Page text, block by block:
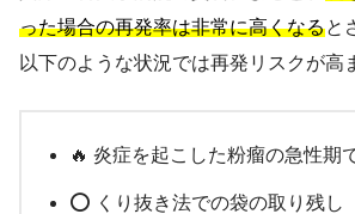
った場合の再発率は非常に高くなると
以下のような状況では再発リスクが高
🔥 炎症を起こした粉瘤の急性期
⭕ くり抜き法での袋の取り残し